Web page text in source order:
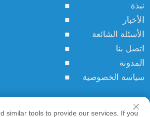
نبذة
الأخبار
الأسئلة الشائعة
اتصل بنا
المدونة
سياسة الخصوصية
similar tools to provide our services. If you